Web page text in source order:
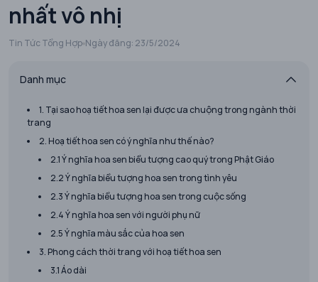
nhất vô nhị
Tin Tức Tổng Hợp Ngày đăng: 23/5/2024
Danh mục
1. Tại sao hoạ tiết hoa sen lại được ưa chuộng trong ngành thời
trang
2. Hoạ tiết hoa sen có ý nghĩa như thế nào?
2.1 Ý nghĩa hoa sen biểu tượng cao quý trong Phật Giáo
2.2 Ý nghĩa biểu tượng hoa sen trong tình yêu
2.3 Ý nghĩa biểu tượng hoa sen trong cuộc sống
2.4 Ý nghĩa hoa sen với người phụ nữ
2.5 Ý nghĩa màu sắc của hoa sen
3. Phong cách thời trang với hoạ tiết hoa sen
3.1 Áo dài